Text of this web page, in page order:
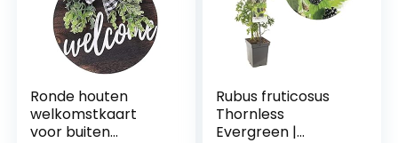
Ronde houten
welkomstkaart
voor buiten
Rubus fruticosus
Thornless
Evergreen |